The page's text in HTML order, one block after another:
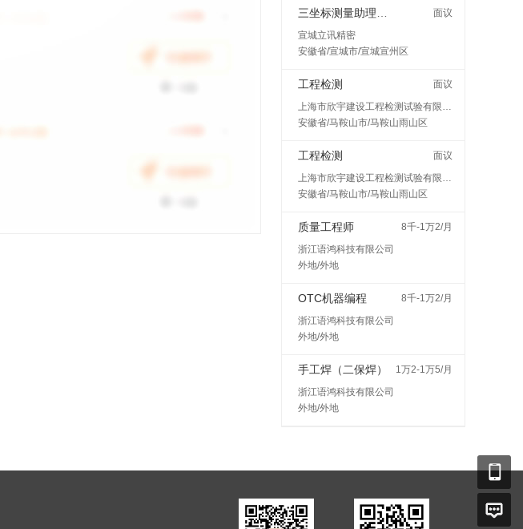
面议
宣城立讯精密
安徽省/宣城市/宣城宣州区
工程检测
面议
上海市欣宇建设工程检测试验有限公司马鞍山分公司
安徽省/马鞍山市/马鞍山雨山区
工程检测
面议
上海市欣宇建设工程检测试验有限公司马鞍山分公司
安徽省/马鞍山市/马鞍山雨山区
质量工程师
8千-1万2/月
浙江语鸿科技有限公司
外地/外地
OTC机器编程
8千-1万2/月
浙江语鸿科技有限公司
外地/外地
手工焊（二保焊）
1万2-1万5/月
浙江语鸿科技有限公司
外地/外地